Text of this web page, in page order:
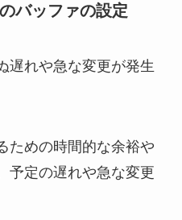
バッファの設定
遅れや急な変更が発生
ための時間的な余裕や
予定の遅れや急な変更